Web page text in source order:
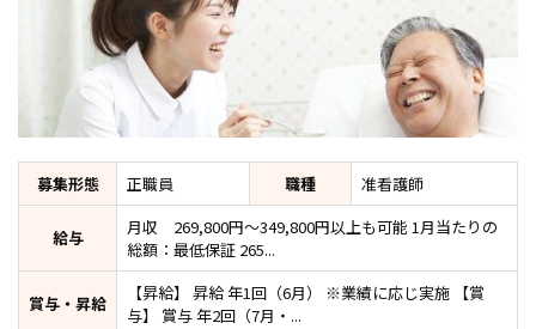
募集形態 正職員 職種 准看護師
給与
月収 269,800円～349,800円以上も可能 1月当たりの
総額：最低保証 265...
賞与・昇給
【昇給】 昇給 年1回（6月） ※業績に応じ実施 【賞
与】 賞与 年2回（7月・...